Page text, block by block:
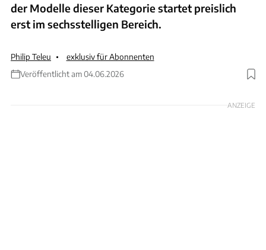
der Modelle dieser Kategorie startet preislich
erst im sechsstelligen Bereich.
Philip Teleu
exklusiv für Abonnenten
Veröffentlicht am 04.06.2026
Foto: Ingolf Pompe
ANZEIGE